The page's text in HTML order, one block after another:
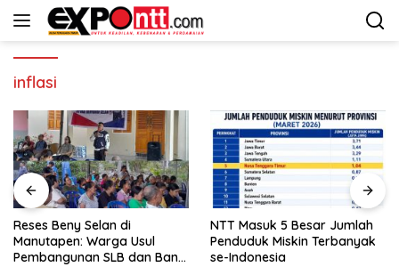
Langsung
inflasi
Reses Beny Selan di
Manutapen: Warga Usul
Pembangunan SLB dan Bank
NTT Masuk 5 Besar Jumlah
Penduduk Miskin Terbanyak
se-Indonesia